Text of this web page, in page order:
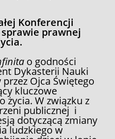
Konferencji
prawnej
o godności
Dykasterii Nauki
Ojca Świętego
kluczowe
życia. W związku z
publicznej i
dotyczącą zmiany
ludzkiego w